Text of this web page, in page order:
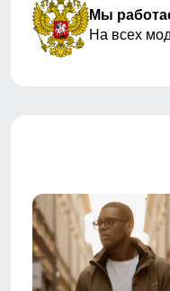
Мы
На всех